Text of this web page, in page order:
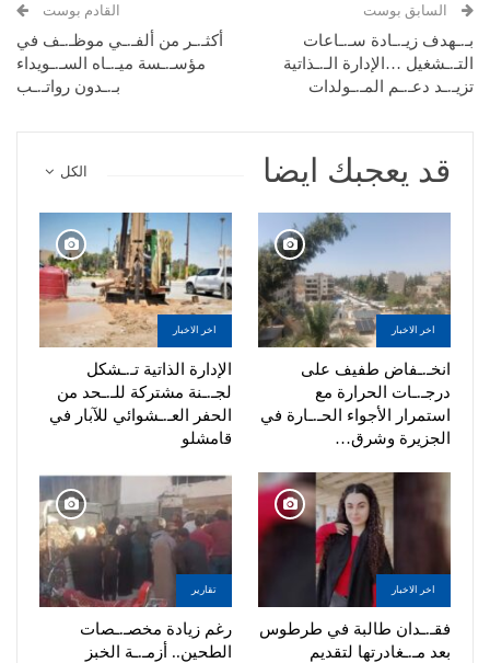
السابق بوست
بـ.ـهدف زيـ.ـادة سـ.ـاعات
التـ.ـشغيل …الإدارة الـ.ـذاتية
تزيـ.ـد دعـ.ـم المـ.ـولدات
القادم بوست
أكثـ.ـر من ألفـ.ـي موظـ.ـف في
مؤسـ.ـسة ميـ.ـاه السـ.ـويداء
بـ.ـدون رواتـ.ـب
الكل قد يعجبك ايضا
اخر الاخبار
انخـ.ـفاض طفيف على
درجـ.ـات الحرارة مع
استمرار الأجواء الحـ.ـارة في
الجزيرة وشرق…
اخر الاخبار
الإدارة الذاتية تـ.ـشكل
لجـ.ـنة مشتركة للـ.ـحد من
الحفر العـ.ـشوائي للآبار في
قامشلو
اخر الاخبار
فقـ.ـدان طالبة في طرطوس
بعد مـ.ـغادرتها لتقديم
تقارير
رغم زيادة مخصـ.ـصات
الطحين.. أزمـ.ـة الخبز